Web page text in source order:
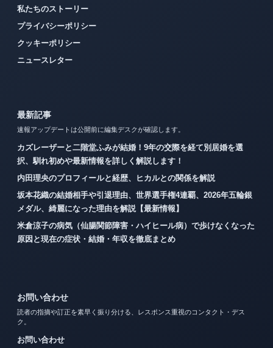
私たちのストーリー
プライバシーポリシー
クッキーポリシー
ニュースレター
最新記事
速報アップデートは公開前に編集デスクが確認します。
カズレーザーと二階堂ふみが結婚！9年の交際を経て別居婚を選
択、馴れ初めや最新情報を詳しく解説します！
内田理央のプロフィールと経歴、ヒカルとの関係を解説
坂本花織の結婚相手や引退理由、世界選手権4連覇、2026年五輪銀
メダル、綺麗になった理由を解説【最新情報】
米倉涼子の病気（仙腸関節障害・ハイヒール病）で歩けなくなった
原因と現在の症状・結婚・年収を徹底まとめ
お問い合わせ
読者の指摘や訂正を素早く振り分ける、レスポンス重視のコンタクト・デス
ク。
お問い合わせ